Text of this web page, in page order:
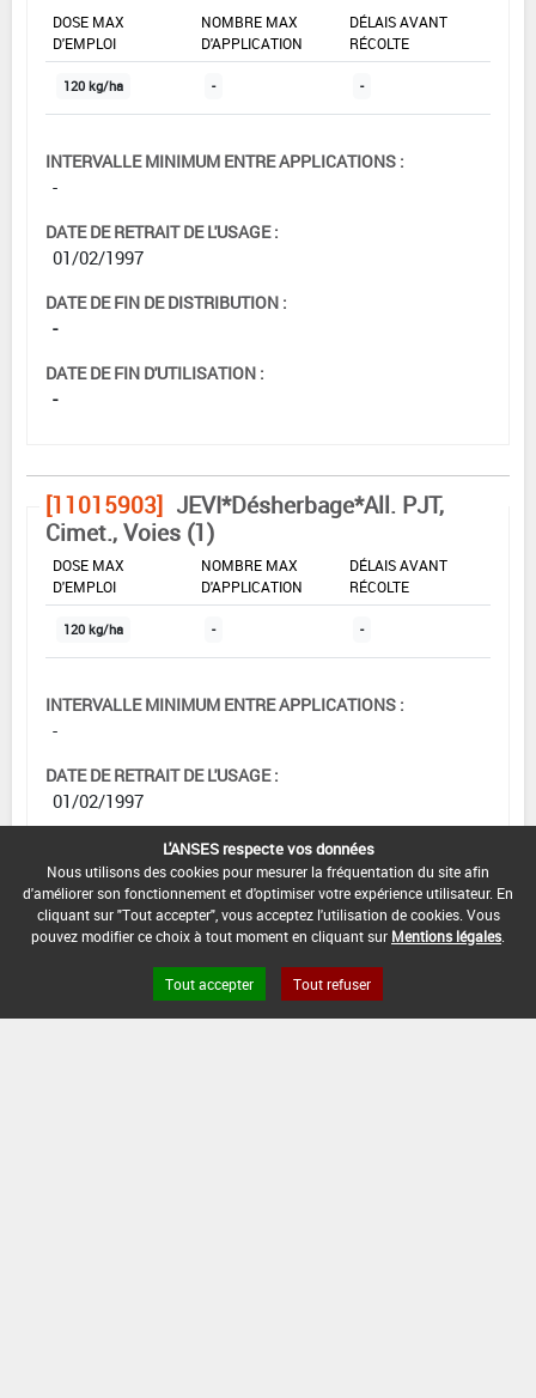
DOSE MAX
D'EMPLOI
NOMBRE MAX
D'APPLICATION
DÉLAIS AVANT
RÉCOLTE
120 kg/ha - -
INTERVALLE MINIMUM ENTRE APPLICATIONS :
-
DATE DE RETRAIT DE L'USAGE :
01/02/1997
DATE DE FIN DE DISTRIBUTION :
-
DATE DE FIN D'UTILISATION :
-
[11015903] JEVI*Désherbage*All. PJT,
Cimet., Voies (1)
DOSE MAX
D'EMPLOI
NOMBRE MAX
D'APPLICATION
DÉLAIS AVANT
RÉCOLTE
120 kg/ha - -
INTERVALLE MINIMUM ENTRE APPLICATIONS :
-
DATE DE RETRAIT DE L'USAGE :
01/02/1997
DATE DE FIN DE DISTRIBUTION :
-
DATE DE FIN D'UTILISATION :
-
L'ANSES respecte vos données
Nous utilisons des cookies pour mesurer la fréquentation du site afin
d'améliorer son fonctionnement et d'optimiser votre expérience utilisateur. En
cliquant sur "Tout accepter", vous acceptez l'utilisation de cookies. Vous
pouvez modifier ce choix à tout moment en cliquant sur Mentions légales
Tout accepter Tout refuser